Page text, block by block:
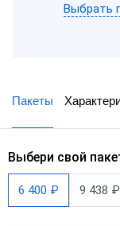
Выбрать
Пакеты
Выбери свой
6 400 ₽ 9 438 ₽